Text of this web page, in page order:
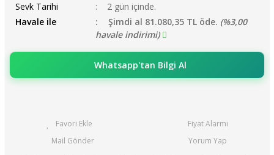
Sevk Tarihi
2 gün içinde.
Havale ile
Şimdi al 81.080,35 TL öde. (%3,00
havale indirimi)
Whatsapp'tan Bilgi Al
Fiyat Alarmı
Mail Gönder
Yorum Yap